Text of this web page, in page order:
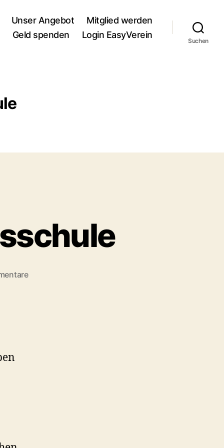
Unser Angebot
Mitglied werden
Geld spenden
Login EasyVerein
Suchen
zu